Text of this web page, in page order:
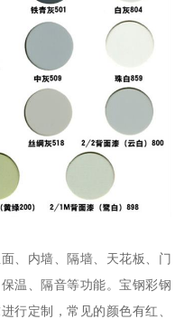
、内墙、隔墙、天花板、门
温、隔音等功能。宝钢彩钢
行定制，常见的颜色有红、